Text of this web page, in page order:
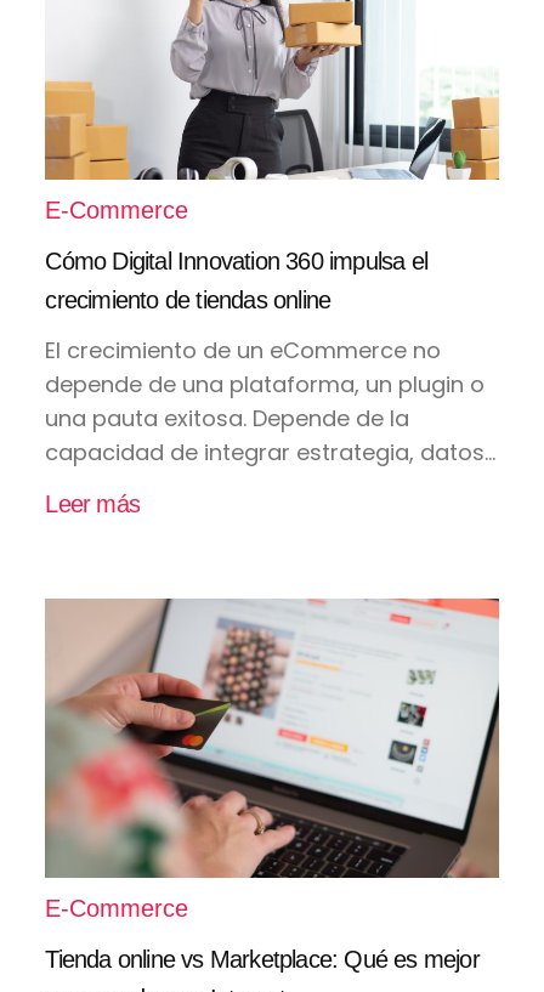
E-Commerce
Cómo Digital Innovation 360 impulsa el
crecimiento de tiendas online
El crecimiento de un eCommerce no
depende de una plataforma, un plugin o
una pauta exitosa. Depende de la
capacidad de integrar estrategia, datos...
Leer más
E-Commerce
Tienda online vs Marketplace: Qué es mejor